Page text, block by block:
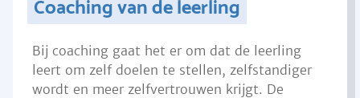
Coaching van de leerling
Bij coaching gaat het er om dat de leerling
leert om zelf doelen te stellen, zelfstandiger
wordt en meer zelfvertrouwen krijgt. De